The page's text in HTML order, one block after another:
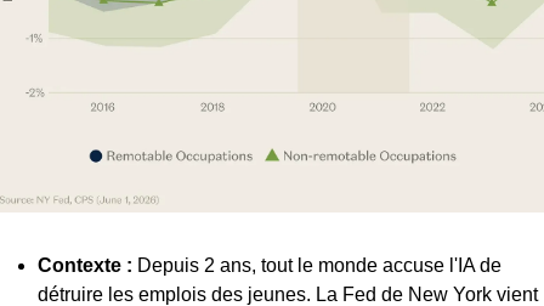
Contexte : Depuis 2 ans, tout le monde accuse l'IA de
détruire les emplois des jeunes. La Fed de New York vient